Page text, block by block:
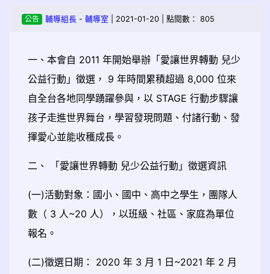
公告 輔導組長- 輔導室 | 2021-01-20 | 點閱數： 805
一、本會自 2011 年開始舉辦「愛讓世界轉動 兒少
公益行動」徵選， 9 年時間累積超過 8,000 位來
自全台各地同學踴躍參與，以 STAGE 行動步驟讓
孩子走進世界舞台，學習發現問題、付諸行動、發
揮愛心並能收穫成長。
二、 「愛讓世界轉動 兒少公益行動」徵選資訊
(一)活動對象：國小、國中、高中之學生，團隊人
數（ 3 人~20 人），以班級、社區、家庭為單位
報名。
(二)徵選日期： 2020 年 3 月 1 日~2021 年 2 月